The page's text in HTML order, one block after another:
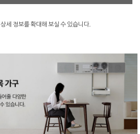
상세 정보를 확대해 보실 수 있습니다.